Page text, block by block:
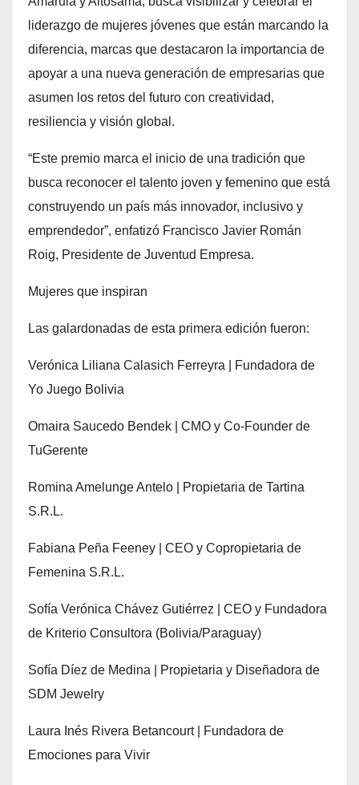
liderazgo de mujeres jóvenes que están marcando la
diferencia, marcas que destacaron la importancia de
apoyar a una nueva generación de empresarias que
asumen los retos del futuro con creatividad,
resiliencia y visión global.
“Este premio marca el inicio de una tradición que
busca reconocer el talento joven y femenino que está
construyendo un país más innovador, inclusivo y
emprendedor”, enfatizó Francisco Javier Román
Roig, Presidente de Juventud Empresa.
Mujeres que inspiran
Las galardonadas de esta primera edición fueron:
Verónica Liliana Calasich Ferreyra | Fundadora de
Yo Juego Bolivia
Omaira Saucedo Bendek | CMO y Co-Founder de
TuGerente
Romina Amelunge Antelo | Propietaria de Tartina
S.R.L.
Fabiana Peña Feeney | CEO y Copropietaria de
Femenina S.R.L.
Sofía Verónica Chávez Gutiérrez | CEO y Fundadora
de Kriterio Consultora (Bolivia/Paraguay)
Sofía Díez de Medina | Propietaria y Diseñadora de
SDM Jewelry
Laura Inés Rivera Betancourt | Fundadora de
Emociones para Vivir